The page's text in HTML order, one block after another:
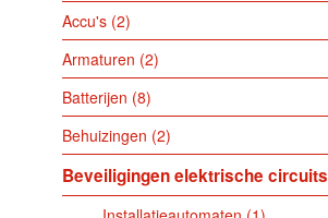
Accu's 2
Armaturen 2
Batterijen 8
Behuizingen 2
Beveiligingen elektrische circuits